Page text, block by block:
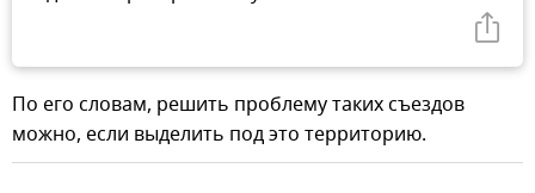
По его словам, решить проблему таких съездов
можно, если выделить под это территорию.